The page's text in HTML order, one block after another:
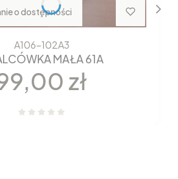
o dostępności
A106-102A3
MAŁA 61A
zł